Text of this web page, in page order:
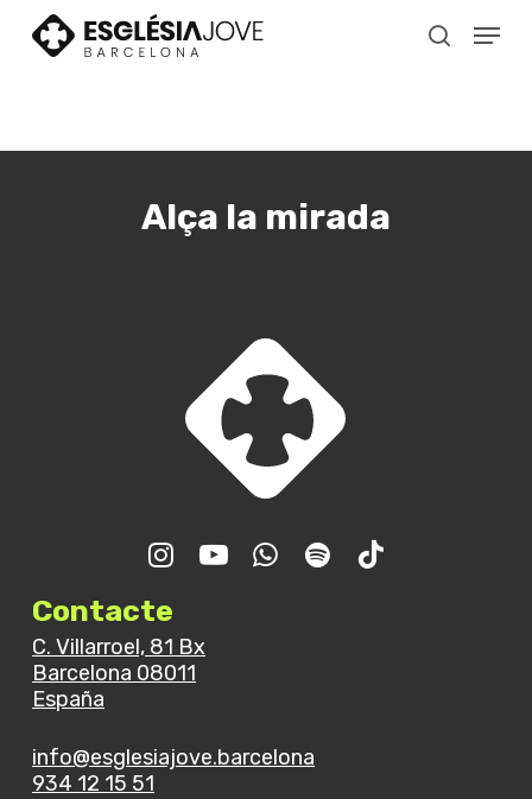
search
Menu
Alça la mirada
Contacte
C. Villarroel, 81 Bx
Barcelona 08011
España
info@esglesiajove.barcelona
934 12 15 51